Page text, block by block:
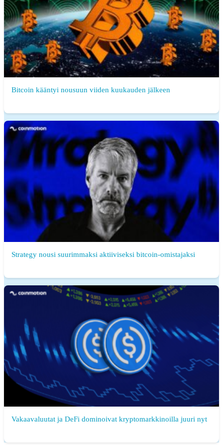
Bitcoin kääntyi nousuun viiden kuukauden jälkeen
Strategy nousi suurimmaksi aktiiviseksi bitcoin-omistajaksi
Vakaavaluutat ja DeFi dominoivat kryptomarkkinoilla juuri nyt